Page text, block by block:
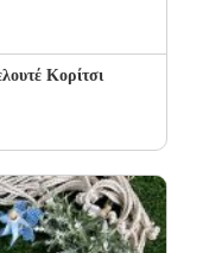
Κορίτσι